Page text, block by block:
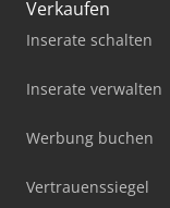
Verkaufen
Inserate schalten
Inserate verwalten
Werbung buchen
Vertrauenssiegel